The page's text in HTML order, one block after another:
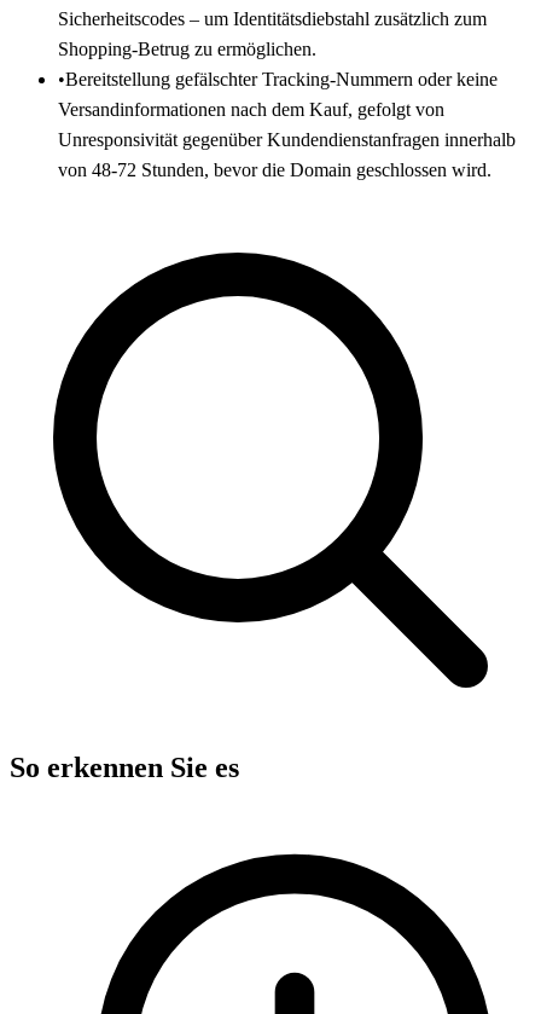
Sicherheitscodes – um Identitätsdiebstahl zusätzlich zum
Shopping-Betrug zu ermöglichen.
•Bereitstellung gefälschter Tracking-Nummern oder keine
Versandinformationen nach dem Kauf, gefolgt von
Unresponsivität gegenüber Kundendienstanfragen innerhalb
von 48-72 Stunden, bevor die Domain geschlossen wird.
So erkennen Sie es